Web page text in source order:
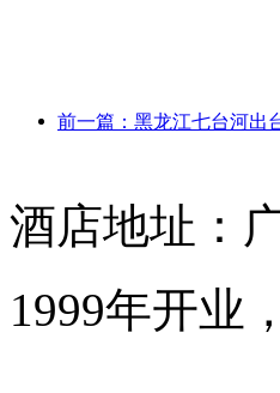
酒店地址：
1999年开